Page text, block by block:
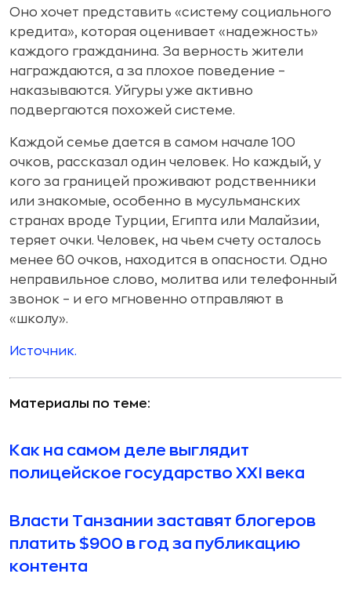
Оно хочет представить «систему социального
кредита», которая оценивает «надежность»
каждого гражданина. За верность жители
награждаются, а за плохое поведение –
наказываются. Уйгуры уже активно
подвергаются похожей системе.
Каждой семье дается в самом начале 100
очков, рассказал один человек. Но каждый, у
кого за границей проживают родственники
или знакомые, особенно в мусульманских
странах вроде Турции, Египта или Малайзии,
теряет очки. Человек, на чьем счету осталось
менее 60 очков, находится в опасности. Одно
неправильное слово, молитва или телефонный
звонок – и его мгновенно отправляют в
«школу».
Источник.
Материалы по теме:
Как на самом деле выглядит
полицейское государство XXI века
Власти Танзании заставят блогеров
платить $900 в год за публикацию
контента